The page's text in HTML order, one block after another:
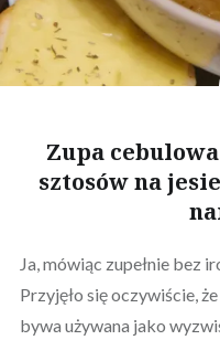
Zupa
sztosów na
Ja, mówiąc zupełnie bez
Przyjęło się oczywiście,
bywa używana jako